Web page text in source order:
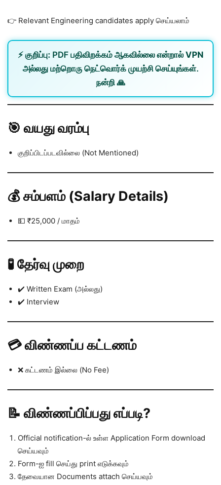
👉 Relevant Engineering candidates apply செய்யலாம்
⚡ குறிப்பு: PDF பதிவிறக்கம் ஆகவில்லை என்றால் VPN
அல்லது மற்றொரு நெட்வொர்க்முயற்சி செய்யுங்கள்.
நன்றி 🙏
🎯 வயது வரம்பு
குறிப்பிடப்படவில்லை (Not Mentioned)
💰 சம்பளம் (Salary Details)
💵 ₹25,000 / மாதம்
🧪 தேர்வு முறை
✔️ Written Exam (அல்லது)
✔️ Interview
💳 விண்ணப்ப கட்டணம்
❌ கட்டணம் இல்லை (No Fee)
📝 விண்ணப்பிப்பது எப்படி?
Official notification-ல் உள்ள Application Form download
செய்யவும்
Form-ஐ fill செய்து print எடுக்கவும்
தேவையான Documents attach செய்யவும்